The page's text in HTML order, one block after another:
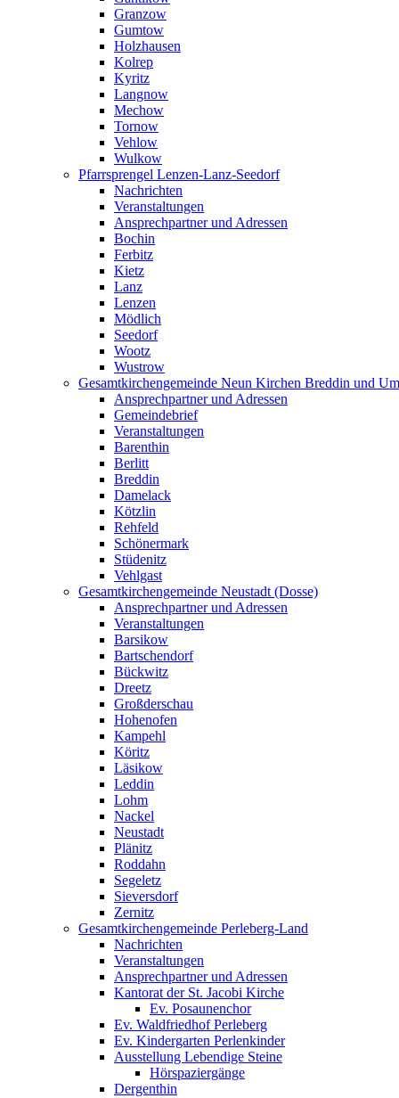
Granzow
Gumtow
Holzhausen
Kolrep
Kyritz
Langnow
Mechow
Tornow
Vehlow
Wulkow
Pfarrsprengel Lenzen-Lanz-Seedorf
Nachrichten
Veranstaltungen
Ansprechpartner und Adressen
Bochin
Ferbitz
Kietz
Lanz
Lenzen
Mödlich
Seedorf
Wootz
Wustrow
Gesamtkirchengemeinde Neun Kirchen Breddin und
Ansprechpartner und Adressen
Gemeindebrief
Veranstaltungen
Barenthin
Berlitt
Breddin
Damelack
Kötzlin
Rehfeld
Schönermark
Stüdenitz
Vehlgast
Gesamtkirchengemeinde Neustadt (Dosse)
Ansprechpartner und Adressen
Veranstaltungen
Barsikow
Bartschendorf
Bückwitz
Dreetz
Großderschau
Hohenofen
Kampehl
Köritz
Läsikow
Leddin
Lohm
Nackel
Neustadt
Plänitz
Roddahn
Segeletz
Sieversdorf
Zernitz
Gesamtkirchengemeinde Perleberg-Land
Nachrichten
Veranstaltungen
Ansprechpartner und Adressen
Kantorat der St. Jacobi Kirche
Ev. Posaunenchor
Ev. Waldfriedhof Perleberg
Ev. Kindergarten Perlenkinder
Ausstellung Lebendige Steine
Hörspaziergänge
Dergenthin